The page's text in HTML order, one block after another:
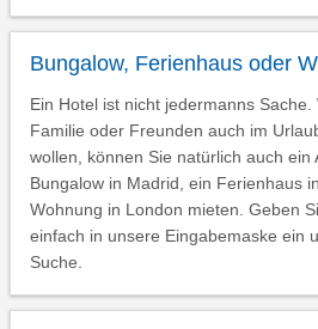
Bungalow, Ferienhaus oder
Ein Hotel ist nicht jedermanns
Familie oder Freunden auch im
wollen, können Sie natürlich auch ein
Bungalow in Madrid, ein Ferienhaus
Wohnung in London mieten. Geben
einfach in unsere Eingabemaske ein
Suche.